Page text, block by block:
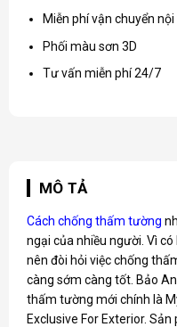
Miễn phí vận chuyển
Phối màu sơn 3D
Tư vấn miễn phí 24/7
MÔ TẢ
Cách chống thấm tường
ngại của nhiều người. Vì
nên đòi hỏi việc chống
càng sớm càng tốt. Bảo
thấm tường mới chính là
Exclusive For Exterior.